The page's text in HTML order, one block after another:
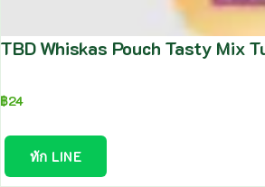
TBD Whiskas Pouch Tasty Mix
฿24
ทัก LINE